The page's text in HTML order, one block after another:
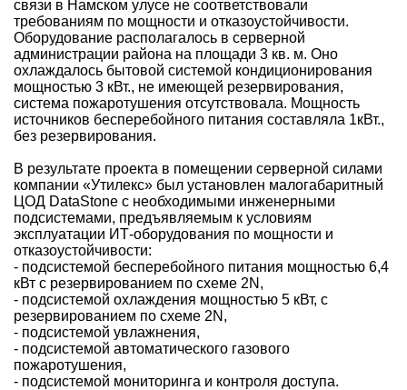
связи в Намском улусе не соответствовали
требованиям по мощности и отказоустойчивости.
Оборудование располагалось в серверной
администрации района на площади 3 кв. м. Оно
охлаждалось бытовой системой кондиционирования
мощностью 3 кВт., не имеющей резервирования,
система пожаротушения отсутствовала. Мощность
источников бесперебойного питания составляла 1кВт.,
без резервирования.
В результате проекта в помещении серверной силами
компании «Утилекс» был установлен малогабаритный
ЦОД DataStone с необходимыми инженерными
подсистемами, предъявляемым к условиям
эксплуатации ИТ-оборудования по мощности и
отказоустойчивости:
- подсистемой бесперебойного питания мощностью 6,4
кВт с резервированием по схеме 2N,
- подсистемой охлаждения мощностью 5 кВт, с
резервированием по схеме 2N,
- подсистемой увлажнения,
- подсистемой автоматического газового
пожаротушения,
- подсистемой мониторинга и контроля доступа.